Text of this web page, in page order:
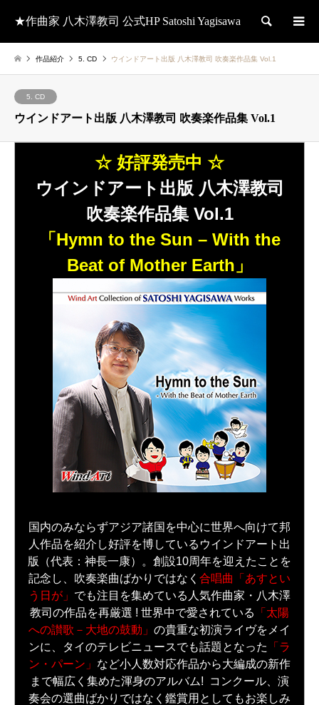
★作曲家 八木澤教司 公式HP Satoshi Yagisawa 検索
作品紹介 5. CD ウインドアート出版 八木澤教司 吹奏楽作品集 Vol.1
5. CD
ウインドアート出版 八木澤教司 吹奏楽作品集 Vol.1
☆ 好評発売中 ☆
ウインドアート出版 八木澤教司
吹奏楽作品集 Vol.1
「Hymn to the Sun – With the
Beat of Mother Earth」
国内のみならずアジア諸国を中心に世界へ向けて邦
人作品を紹介し好評を博しているウインドアート出
版（代表：神長一康）。創設10周年を迎えたことを
記念し、吹奏楽曲ばかりではなく 合唱曲「あすとい
う日が」 でも注目を集めている人気作曲家・八木澤
教司の作品を再厳選 ! 世界中で愛されている
「太陽
への讃歌－大地の鼓動」 の貴重な初演ライヴをメイ
ンに、タイのテレビニュースでも話題となった
「ラ
ン・パーン」 など小人数対応作品から大編成の新作
まで幅広く集めた渾身のアルバム! コンクール、演
奏会の選曲ばかりではなく鑑賞用としてもお楽しみ